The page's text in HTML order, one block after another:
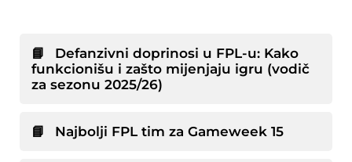
Defanzivni doprinosi u FPL-u: Kako
funkcionišu i zašto mijenjaju igru (vodič
za sezonu 2025/26)
Najbolji FPL tim za Gameweek 15